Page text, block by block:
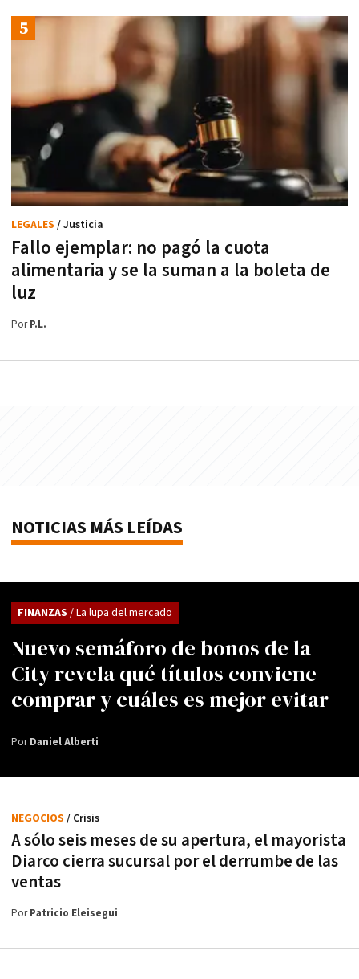
Fallo ejemplar: no pagó la cuota
alimentaria y se la suman a la boleta de
luz
LEGALES / Justicia
PorP.L.
NOTICIAS MÁS LEÍDAS
Nuevo semáforo de bonos de la
City revela qué títulos conviene
comprar y cuáles es mejor evitar
FINANZAS / La lupa del mercado
PorDaniel Alberti
A sólo seis meses de su apertura, el mayorista
Diarco cierra sucursal por el derrumbe de las
ventas
NEGOCIOS / Crisis
PorPatricio Eleisegui